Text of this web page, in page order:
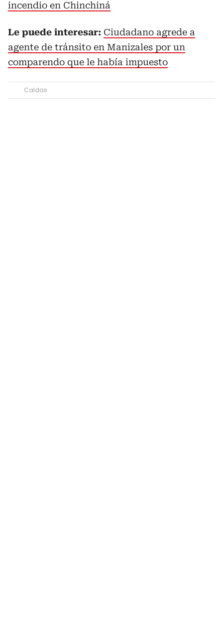
incendio en Chinchiná
Le puede interesar: Ciudadano agrede a
agente de tránsito en Manizales por un
comparendo que le había impuesto
Caldas